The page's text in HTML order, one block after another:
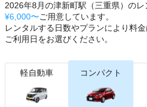
2026年8月の津新町駅（三重県）の
¥6,000〜ご用意しています。
レンタルする日数やプランにより料
ご利用日をお選びください。
軽自動車 コンパクト